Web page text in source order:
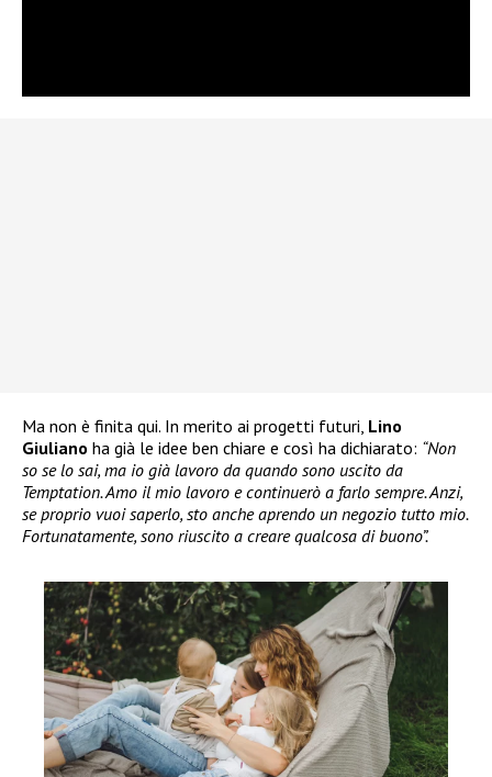
Ma non è finita qui. In merito ai progetti futuri, Lino
Giuliano ha già le idee ben chiare e così ha dichiarato: “Non
so se lo sai, ma io già lavoro da quando sono uscito da
Temptation. Amo il mio lavoro e continuerò a farlo sempre. Anzi,
se proprio vuoi saperlo, sto anche aprendo un negozio tutto mio.
Fortunatamente, sono riuscito a creare qualcosa di buono”.